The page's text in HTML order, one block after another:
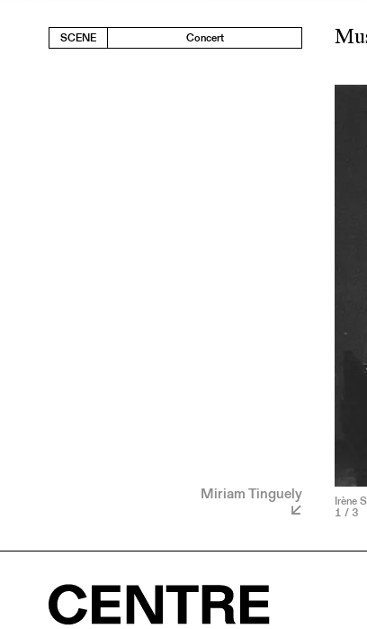
SCENE Concert
Miriam Tinguely Irène
1 / 3